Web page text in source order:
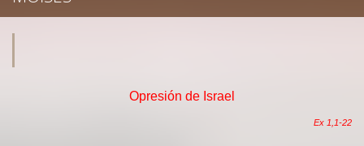
Opresión de Israel
Ex 1,1-22